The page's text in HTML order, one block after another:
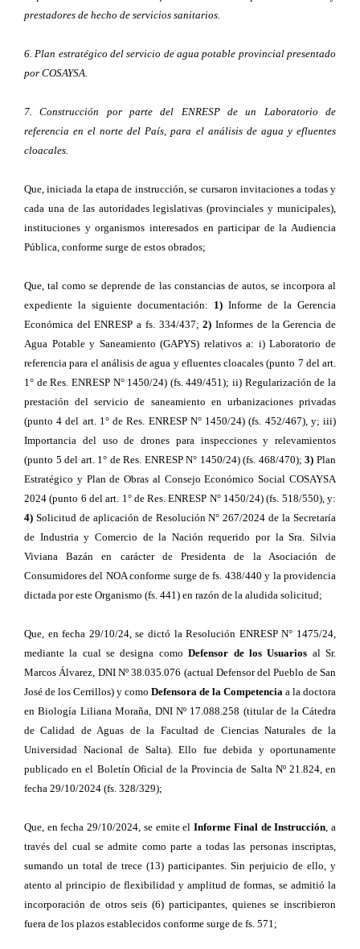
prestadores de hecho de servicios sanitarios.
6. Plan estratégico del servicio de agua potable provincial presentado
por COSAYSA.
7. Construcción por parte del ENRESP de un Laboratorio de
referencia en el norte del País, para el análisis de agua y efluentes
cloacales.
Que, iniciada la etapa de instrucción, se cursaron invitaciones a todas y
cada una de las autoridades legislativas (provinciales y municipales),
instituciones y organismos interesados en participar de la Audiencia
Pública, conforme surge de estos obrados;
Que, tal como se deprende de las constancias de autos, se incorpora al
expediente la siguiente documentación: 1) Informe de la Gerencia
Económica del ENRESP a fs. 334/437;2) Informes de la Gerencia de
Agua Potable y Saneamiento (GAPYS) relativos a: i) Laboratorio de
referencia para el análisis de agua y efluentes cloacales (punto 7 del art.
1° de Res. ENRESP N° 1450/24) (fs. 449/451); ii) Regularización de la
prestación del servicio de saneamiento en urbanizaciones privadas
(punto 4 del art. 1° de Res. ENRESP N° 1450/24) (fs. 452/467), y; iii)
Importancia del uso de drones para inspecciones y relevamientos
(punto 5 del art. 1° de Res. ENRESP N° 1450/24) (fs. 468/470);3) Plan
Estratégico y Plan de Obras al Consejo Económico Social COSAYSA
2024 (punto 6 del art. 1° de Res. ENRESP N° 1450/24) (fs. 518/550), y:
4) Solicitud de aplicación de Resolución N° 267/2024 de la Secretaría
de Industria y Comercio de la Nación requerido por la Sra. Silvia
Viviana Bazán en carácter de Presidenta de la Asociación de
Consumidores del NOA conforme surge de fs. 438/440 y la providencia
dictada por este Organismo (fs. 441) en razón de la aludida solicitud;
Que, en fecha 29/10/24, se dictó la Resolución ENRESP N° 1475/24,
mediante la cual se designa comoDefensor de los Usuarios al Sr.
Marcos Álvarez, DNI Nº 38.035.076 (actual Defensor del Pueblo de San
José de los Cerrillos) y como Defensora de la Competencia a la doctora
en Biología Liliana Moraña, DNI Nº 17.088.258 (titular de la Cátedra
de Calidad de Aguas de la Facultad de Ciencias Naturales de la
Universidad Nacional de Salta). Ello fue debida y oportunamente
publicado en el Boletín Oficial de la Provincia de Salta Nº 21.824, en
fecha 29/10/2024 (fs. 328/329);
Que, en fecha 29/10/2024, se emite elInforme Final de Instrucción, a
través del cual se admite como parte a todas las personas inscriptas,
sumando un total de trece (13) participantes. Sin perjuicio de ello, y
atento al principio de flexibilidad y amplitud de formas, se admitió la
incorporación de otros seis (6) participantes, quienes se inscribieron
fuera de los plazos establecidos conforme surge de fs. 571;